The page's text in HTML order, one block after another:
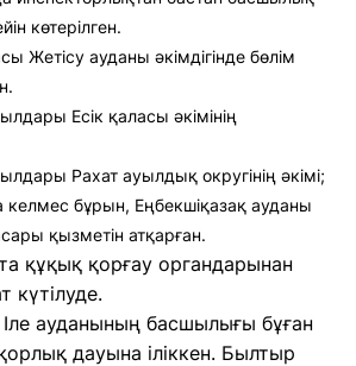
көтерілген.
Жетісу ауданы әкімдігінде бөлім
Есік қаласы әкімінің
Рахат ауылдық округінің әкімі;
келмес бұрын, Еңбекшіқазақ ауданы
қызметін атқарған.
құқық қорғау органдарынан
күтілуде.
Іле ауданының басшылығы бұған
дауына іліккен. Былтыр